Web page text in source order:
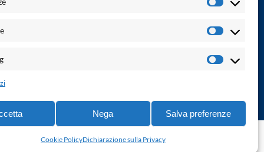
Nega Salva preferenze
Cookie PolicyDichiarazione sulla Privacy
letteraturaenoi.redazione@gmail.com
di accessibilità-info@laletteraturaenoi.it